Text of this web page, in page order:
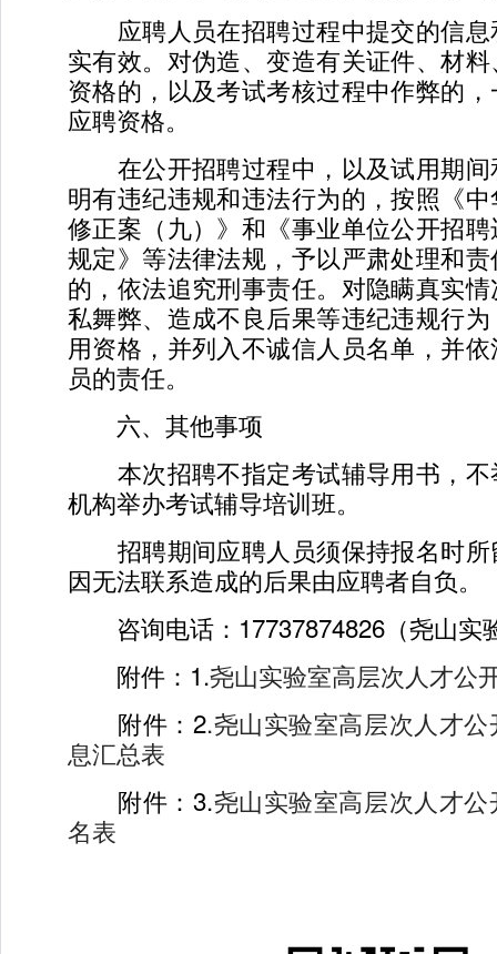
应聘人员在招聘过程中提交的信息
实有效。对伪造、变造有关证件、材
资格的，以及考试考核过程中作弊的
应聘资格。
在公开招聘过程中，以及试用期间
明有违纪违规和违法行为的，按照《
修正案（九）》和《事业单位公开招
规定》等法律法规，予以严肃处理和
的，依法追究刑事责任。对隐瞒真实
私舞弊、造成不良后果等违纪违规行
用资格，并列入不诚信人员名单，并
员的责任。
六、其他事项
本次招聘不指定考试辅导用书，不
机构举办考试辅导培训班。
招聘期间应聘人员须保持报名时所
因无法联系造成的后果由应聘者自负。
咨询电话：17737874826（尧山实
附件：1.尧山实验室高层次人才公
附件：2.尧山实验室高层次人才
息汇总表
附件：3.尧山实验室高层次人才
名表